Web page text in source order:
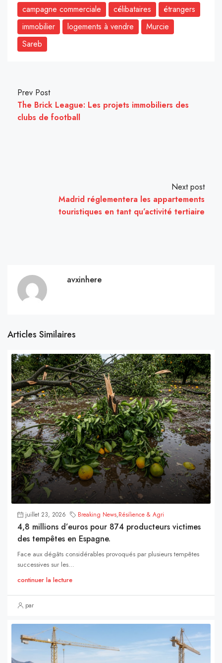
campagne commerciale
célibataires
étrangers
immobilier
logements à vendre
Murcie
Sareb
Prev Post
The Brick League: Les projets immobiliers des
clubs de football
Next post
Madrid réglementera les appartements
touristiques en tant qu’activité tertiaire
avxinhere
Articles Similaires
juillet 23, 2026 Breaking News,Résilience & Agri
4,8 millions d’euros pour 874 producteurs victimes
des tempêtes en Espagne.
Face aux dégâts considérables provoqués par plusieurs tempêtes
successives sur les...
continuer la lecture
par